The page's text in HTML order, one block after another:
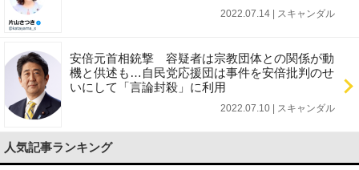
2022.07.14 | スキャンダル
安倍元首相銃撃 容疑者は宗教団体との関係が動
機と供述も…自民党応援団は事件を安倍批判のせ
いにして「言論封殺」に利用
2022.07.10 | スキャンダル
人気記事ランキング